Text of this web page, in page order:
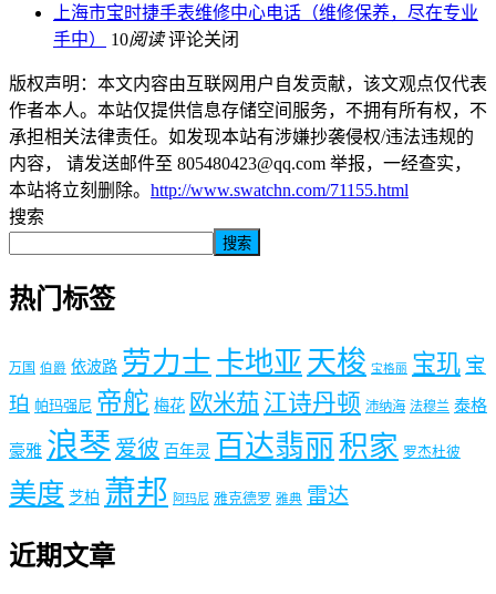
上海市宝时捷手表维修中心电话（维修保养，尽在专业
手中）
10阅读 评论关闭
版权声明：本文内容由互联网用户自发贡献，该文观点仅代表
作者本人。本站仅提供信息存储空间服务，不拥有所有权，不
承担相关法律责任。如发现本站有涉嫌抄袭侵权/违法违规的
内容， 请发送邮件至 805480423@qq.com 举报，一经查实，
本站将立刻删除。 http://www.swatchn.com/71155.html
搜索
搜索
热门标签
万国 伯爵 依波路 劳力士 卡地亚 天梭 宝格丽 宝玑 宝
珀 帕玛强尼 帝舵 梅花 欧米茄 江诗丹顿 沛纳海 法穆兰 泰格
豪雅 浪琴 爱彼 百年灵 百达翡丽 积家 罗杰杜彼
美度 芝柏 萧邦 阿玛尼 雅克德罗 雅典 雷达
近期文章